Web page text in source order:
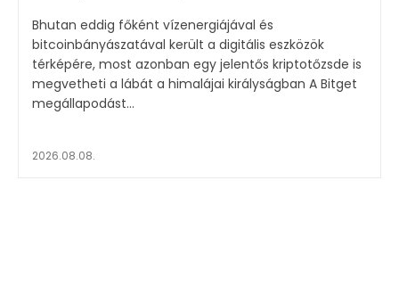
Bhutan eddig főként vízenergiájával és
bitcoinbányászatával került a digitális eszközök
térképére, most azonban egy jelentős kriptotőzsde is
megvetheti a lábát a himalájai királyságban A Bitget
megállapodást...
2026.08.08.